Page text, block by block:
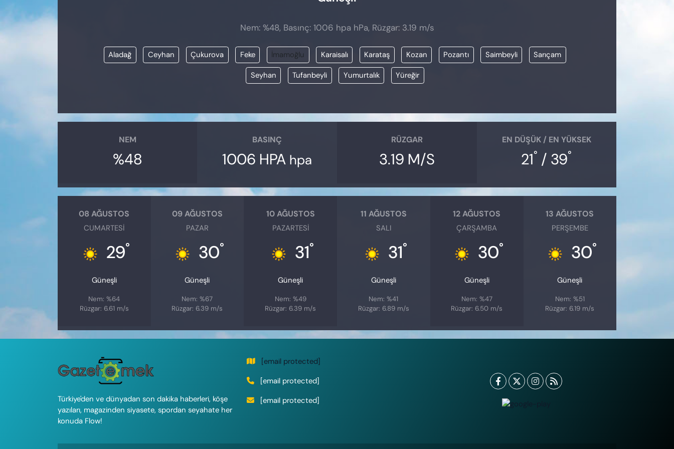
Nem: %48, Basınç: 1006 hpa hPa, Rüzgar: 3.19 m/s
Aladağ Ceyhan Çukurova Feke İmamoğlu Karaisalı Karataş Kozan Pozantı Saimbeyli Sarıçam
Seyhan Tufanbeyli Yumurtalık Yüreğir
NEM
%48
BASINÇ
1006 HPA hpa
RÜZGAR
3.19 M/S
EN DÜŞÜK / EN YÜKSEK
21° / 39°
08 AĞUSTOS
CUMARTESI
29°
Güneşli
Nem: %64
Rüzgar: 6.61 m/s
09 AĞUSTOS
PAZAR
30°
Güneşli
Nem: %67
Rüzgar: 6.39 m/s
10 AĞUSTOS
PAZARTESI
31°
Güneşli
Nem: %49
Rüzgar: 6.39 m/s
11 AĞUSTOS
SALI
31°
Güneşli
Nem: %41
Rüzgar: 6.89 m/s
12 AĞUSTOS
ÇARŞAMBA
30°
Güneşli
Nem: %47
Rüzgar: 6.50 m/s
13 AĞUSTOS
PERŞEMBE
30°
Güneşli
Nem: %51
Rüzgar: 6.19 m/s
Türkiye'den ve dünyadan son dakika haberleri, köşe
yazıları, magazinden siyasete, spordan seyahate her
konuda Flow!
[email protected]
[email protected]
[email protected]
VAN VE DİYARBAKIR HABERLERİ